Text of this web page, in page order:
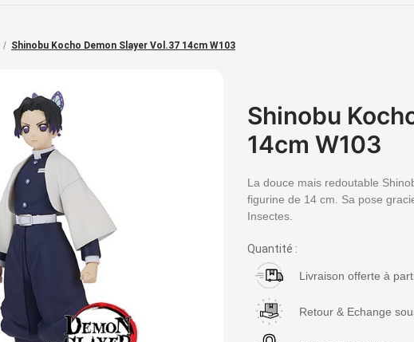
Shinobu Kocho Demon Slayer Vol.37 14cm W103
Shinobu
14cm W103
La douce mais redoutable
figurine de 14 cm. Sa pose
Insectes.
Quantité :
Livraison offerte à
Retour & Echange